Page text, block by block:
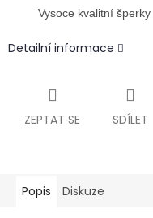
Vysoce kvalitní
Detailní informace
ZEPTAT SE SDÍLET
Popis Diskuze